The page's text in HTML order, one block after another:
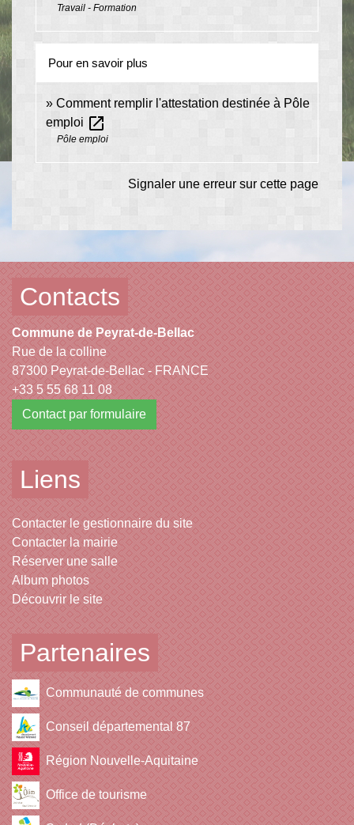
Travail - Formation
Pour en savoir plus
Comment remplir l'attestation destinée à Pôle
emploi open_in_new
Pôle emploi
Signaler une erreur sur cette page
Contacts
Commune de Peyrat-de-Bellac
Rue de la colline
87300 Peyrat-de-Bellac - FRANCE
+33 5 55 68 11 08
Contact par formulaire
Liens
Contacter le gestionnaire du site
Contacter la mairie
Réserver une salle
Album photos
Découvrir le site
Partenaires
Communauté de communes
Conseil départemental 87
Région Nouvelle-Aquitaine
Office de tourisme